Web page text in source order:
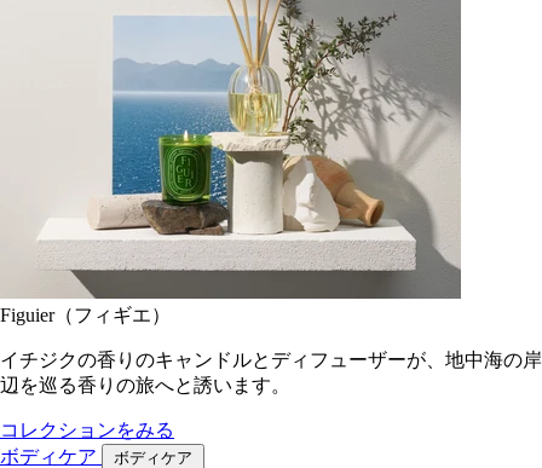
Figuier（フィギエ）
イチジクの香りのキャンドルとディフューザーが、地中海の岸
辺を巡る香りの旅へと誘います。
コレクションをみる
ボディケア
ボディケア